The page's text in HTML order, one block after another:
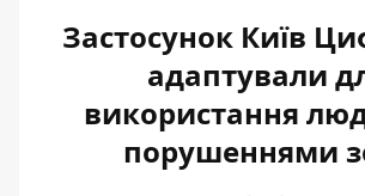
Застосунок Київ
адаптували
використання
порушеннями